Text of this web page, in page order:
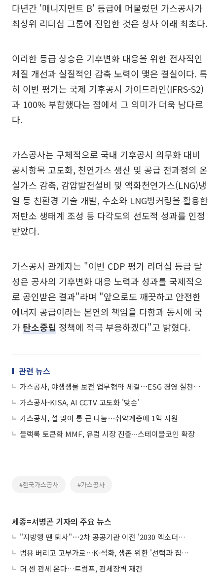
다년간 '매니지먼트 B' 등급에 머물렀던 가스공사가
최상위 리더십 그룹에 진입한 것은 창사 이래 최초다.
이러한 등급 상승은 기후변화 대응을 위한 전사적인
체질 개선과 실질적인 감축 노력이 맺은 결실이다. 특
히 이번 평가는 국제 기후공시 가이드라인(IFRS-S2)
과 100% 부합했다는 점에서 그 의미가 더욱 남다르
다.
가스공사는 구체적으로 국내 기후공시 의무화 대비
공시항목 고도화, 천연가스 생산 및 공급 전과정의 온
실가스 감축, 감압발전설비 및 액화천연가스(LNG)냉
열 등 친환경 기술 개발, 수소와 LNG벙커링을 활용한
저탄소 생태계 조성 등 다각도의 선도적 성과를 인정
받았다.
가스공사 관계자는 "이번 CDP 평가 리더십 등급 달
성은 공사의 기후변화 대응 노력과 성과를 국제적으
로 공인받은 결과"라며 "앞으로도 깨끗하고 안전한
에너지 공급이라는 본연의 책임을 다함과 동시에 국
가탄소중립 정책에 적극 부응하겠다"고 밝혔다.
관련 뉴스
가스공사, 야생생물 보전 업무협약 체결⋯ESG 경영 실천 박차
가스공사-KISA, AI CCTV 고도화 '맞손'
가스공사, 설 맞아 통 큰 나눔⋯취약계층에 1억 지원
블랙록 토큰화 MMF, 유럽 시장 진출∙∙∙스테이블코인 확장
#한국가스공사 #가스공사
세종=서병곤 기자의 주요 뉴스
"지방행 땐 퇴사"⋯2차 공공기관 이전 '2030 엑소더스' 뇌관
범용 버리고 고부가로⋯K-석화, 생존 위한 '선택과 집중'
더 센 관세 온다…트럼프, 관세장벽 재건